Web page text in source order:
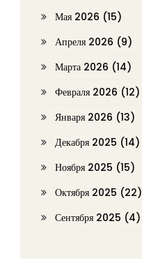
Мая 2026 (15)
Апреля 2026 (9)
Марта 2026 (14)
Февраля 2026 (12)
Января 2026 (13)
Декабря 2025 (14)
Ноября 2025 (15)
Октября 2025 (22)
Сентября 2025 (4)